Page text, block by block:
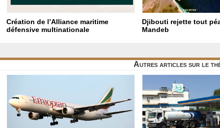
Création de l’Alliance maritime
défensive multinationale
Djibouti rejette tout
Mandeb
Autres articles sur le